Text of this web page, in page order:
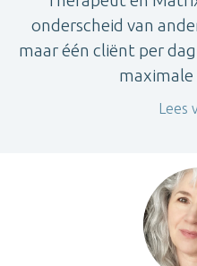
onderscheid van
maar één cliënt per
maximale
Lees